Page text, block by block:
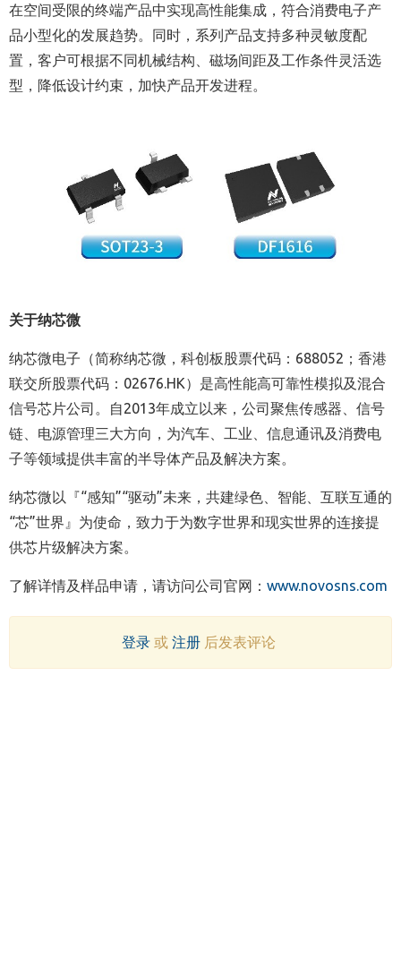
在空间受限的终端产品中实现高性能集成，符合消费电子产
品小型化的发展趋势。同时，系列产品支持多种灵敏度配
置，客户可根据不同机械结构、磁场间距及工作条件灵活选
型，降低设计约束，加快产品开发进程。
关于纳芯微
纳芯微电子（简称纳芯微，科创板股票代码：688052；香港
联交所股票代码：02676.HK）是高性能高可靠性模拟及混合
信号芯片公司。自2013年成立以来，公司聚焦传感器、信号
链、电源管理三大方向，为汽车、工业、信息通讯及消费电
子等领域提供丰富的半导体产品及解决方案。
纳芯微以『“感知”“驱动”未来，共建绿色、智能、互联互通的
“芯”世界』为使命，致力于为数字世界和现实世界的连接提
供芯片级解决方案。
了解详情及样品申请，请访问公司官网： www.novosns.com
登录或 注册后发表评论